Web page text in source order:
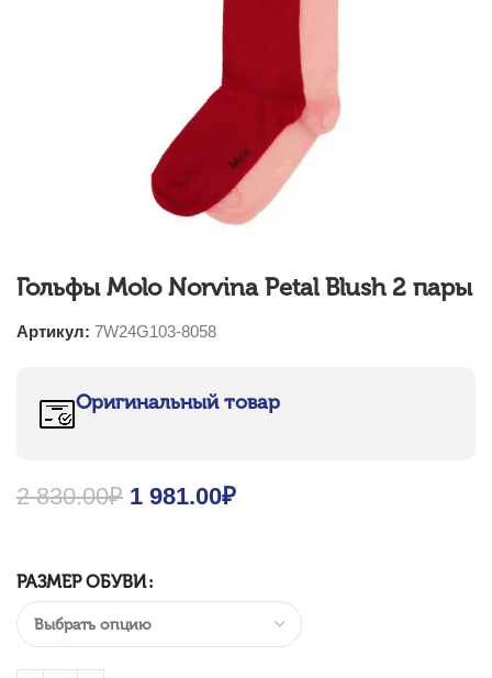
Гольфы Molo Norvina Petal Blush 2 пары
Артикул: 7W24G103-8058
Оригинальный товар
2 830.00₽ Original price was: 2 830.00₽.
1 981.00₽
РАЗМЕР ОБУВИ